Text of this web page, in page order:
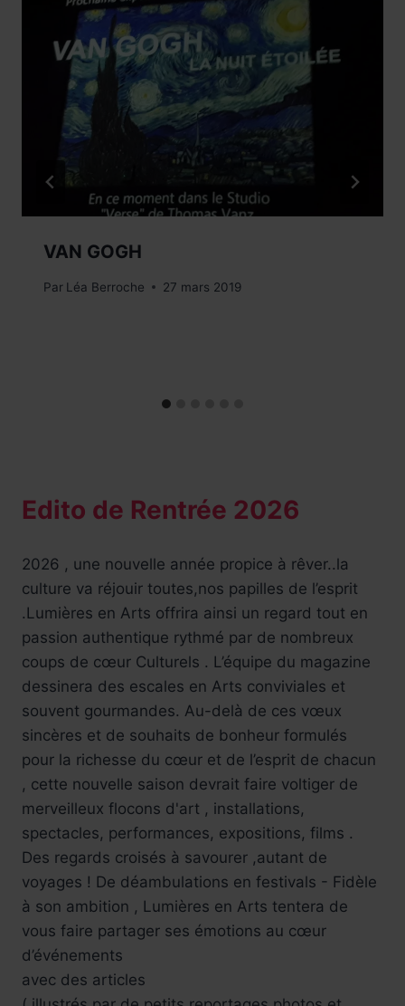
VAN GOGH
Par Léa Berroche 27 mars 2019
Edito de Rentrée 2026
2026 , une nouvelle année propice à rêver..la
culture va réjouir toutes,nos papilles de l’esprit
.Lumières en Arts offrira ainsi un regard tout en
passion authentique rythmé par de nombreux
coups de cœur Culturels . L’équipe du magazine
dessinera des escales en Arts conviviales et
souvent gourmandes. Au-delà de ces vœux
sincères et de souhaits de bonheur formulés
pour la richesse du cœur et de l’esprit de chacun
, cette nouvelle saison devrait faire voltiger de
merveilleux flocons d'art , installations,
spectacles, performances, expositions, films .
Des regards croisés à savourer ,autant de
voyages ! De déambulations en festivals - Fidèle
à son ambition , Lumières en Arts tentera de
vous faire partager ses émotions au cœur
d’événements
avec des articles